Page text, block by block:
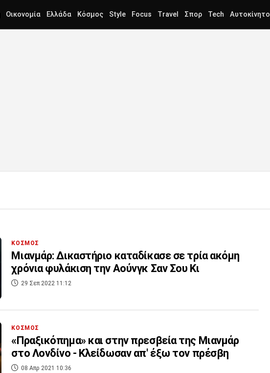
Οικονομία Ελλάδα Κόσμος Style Focus Travel Σπορ Tech Αυτοκίνητο
ΚΟΣΜΟΣ
Μιανμάρ: Δικαστήριο καταδίκασε σε τρία ακόμη
χρόνια φυλάκιση την Αούνγκ Σαν Σου Κι
29 Σεπ 2022 11:12
ΚΟΣΜΟΣ
«Πραξικόπημα» και στην πρεσβεία της Μιανμάρ
στο Λονδίνο - Κλείδωσαν απ' έξω τον πρέσβη
08 Απρ 2021 10:36